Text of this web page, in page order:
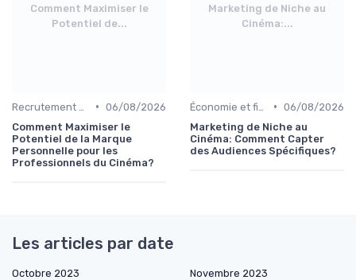
Comment Maximiser le
Potentiel de...
• 06/08/2026
Comment Maximiser le
Potentiel de la Marque
Personnelle pour les
Professionnels du Cinéma?
Marketing de Niche au
Cinéma:...
• 06/08/2026
Marketing de Niche au
Cinéma: Comment Capter
des Audiences Spécifiques?
Les articles par date
Octobre 2023
Novembre 2023